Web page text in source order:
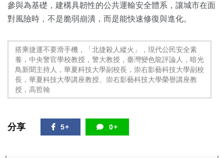
參與為基礎，建構具韌性的公共運輸安全體系，讓城市在面
對風險時，不是脆弱崩潰，而是能快速修復與進化。
搭乘捷運不要滑手機，「北捷殺人縱火」，現代公民安全素
養，中央警官學校教授，警大教授，臺灣變色龍評論人，暗光
鳥新聞主持人，華夏科技大學副校長，崇右影藝科技大學副校
長，華夏科技大學講座教授、崇右影藝科技大學榮譽講座教
授，高哲翰
分享 5+ 0+